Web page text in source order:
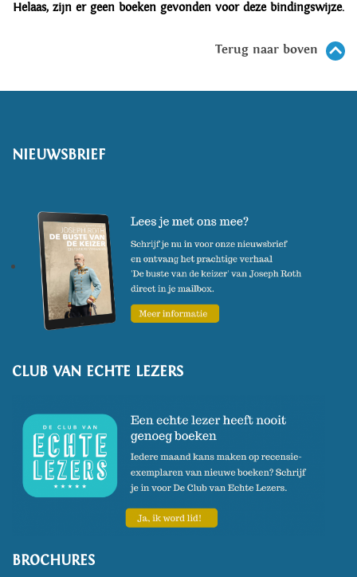
Helaas, zijn er geen boeken gevonden voor deze bindingswijze.
Terug naar boven
NIEUWSBRIEF
CLUB VAN ECHTE LEZERS
BROCHURES